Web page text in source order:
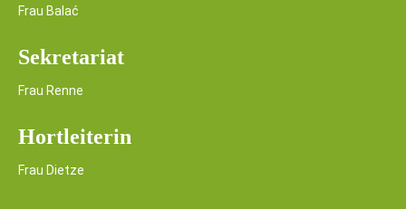
Frau Balać
Sekretariat
Frau Renne
Hortleiterin
Frau Dietze